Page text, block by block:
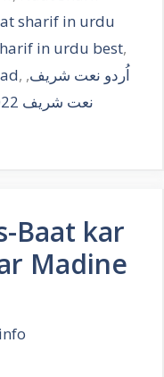
sharif in urdu
in urdu best,
, اُردو نعت شریف,
نعت شریف 2022
Baat kar
Madine